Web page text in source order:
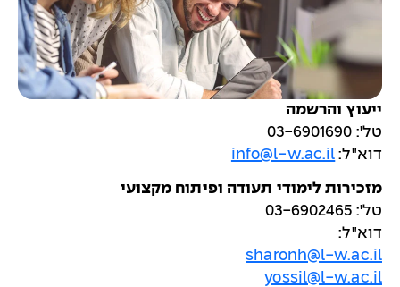
ייעוץ והרשמה
טל': 03-6901690
דוא"ל: info@l-w.ac.il
מזכירות לימודי תעודה ופיתוח מקצועי
טל': 03-6902465
דוא"ל:
sharonh@l-w.ac.il
yossil@l-w.ac.il